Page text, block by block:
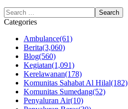
Categories
Ambulance(61)
Berita(3,060)
Blog(560)
Kegiatan(1,091)
Kerelawanan(178)
Komunitas Sahabat Al Hilal(182)
Komunitas Sumedang(52)
Penyaluran Air(10)